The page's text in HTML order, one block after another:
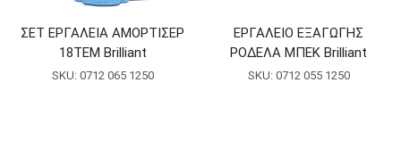
ΣΕΤ ΕΡΓΑΛΕΙΑ ΑΜΟΡΤΙΣΕΡ
18ΤΕΜ Brilliant
SKU: 0712 065 1250
ΕΡΓΑΛΕΙΟ ΕΞΑΓΩΓΗΣ
ΡΟΔΕΛΑ ΜΠΕΚ Brilliant
SKU: 0712 055 1250